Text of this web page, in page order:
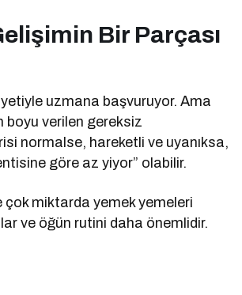
Bir Parçası
uzmana başvuruyor. Ama
boyu verilen gereksiz
normalse, hareketli ve uyanıksa,
göre az yiyor” olabilir.
çok miktarda yemek yemeleri
ve öğün rutini daha önemlidir.